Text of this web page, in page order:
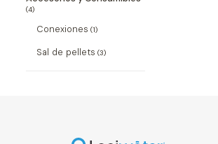
(4)
Conexiones (1)
Sal de pellets (3)